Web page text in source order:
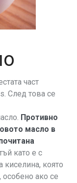
част
След това се
Противно
масло в
като е с
която
особено ако се